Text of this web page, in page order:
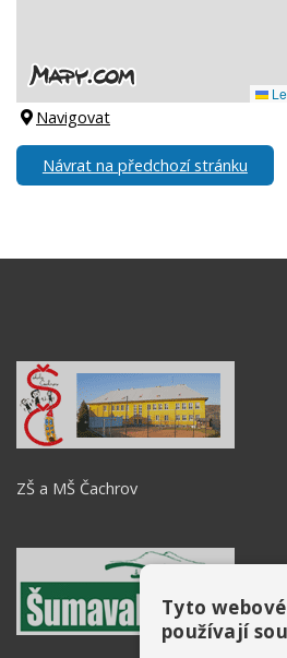
Navigovat
Návrat na předchozí stránku
ZŠ a MŠ Čachrov
Tyto
používají